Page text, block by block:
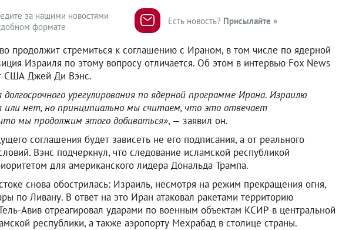
за нашими новостями
формате
Есть новость? Присылайте »
продолжит стремиться к соглашению с Ираном, в том числе по ядерной
Израиля по этому вопросу отличается. Об этом в интервью Fox News
США Джей Ди Вэнс.
урегулирования по ядерной программе Ирана. Израилю
нет, но принципиально мы считаем, что это отвечает
мы продолжим этого добиваться», — заявил он.
соглашения будет зависеть не его подписания, а от реального
Вэнс подчеркнул, что следование исламской республикой
для американского лидера Дональда Трампа.
снова обострилась: Израиль, несмотря на режим прекращения огня,
по Ливану. В ответ на это Иран атаковал ракетами территорию
Авив отреагировал ударами по военным объектам КСИР в центральной
республики, а также аэропорту Мехрабад в столице страны.